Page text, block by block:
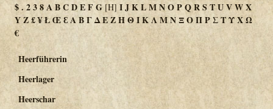
$.238ABCDEFG[H] IJKLMNOPQRS TUVWX
YZ£¥ŁŒƐΑΒΓΔΕΖΗΘΙΚΛΜΝΞΟΠΡΣΤΥΧΩ
€
Heerführerin
Heerlager
Heerschar